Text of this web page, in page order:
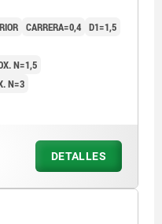
CARRERA=0,4 D1=1,5
N=1,5
N=3
DETALLES